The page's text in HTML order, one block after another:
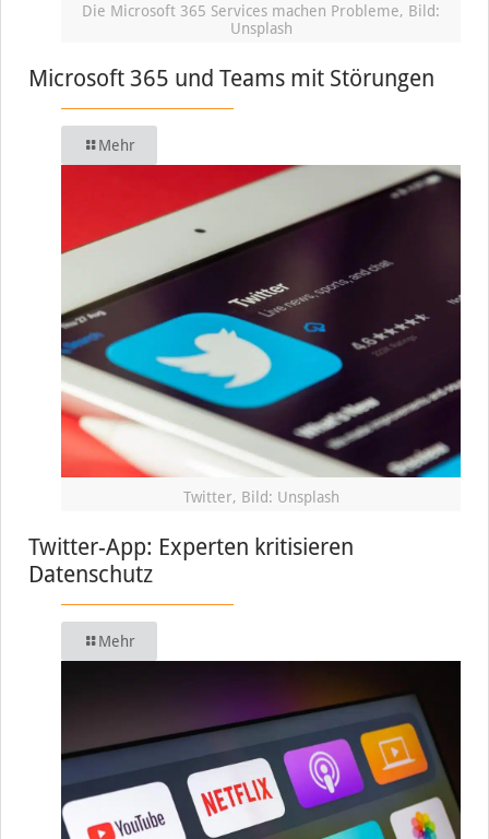
Die Microsoft 365 Services machen Probleme, Bild:
Unsplash
Microsoft 365 und Teams mit Störungen
Mehr
Twitter, Bild: Unsplash
Twitter-App: Experten kritisieren
Datenschutz
Mehr